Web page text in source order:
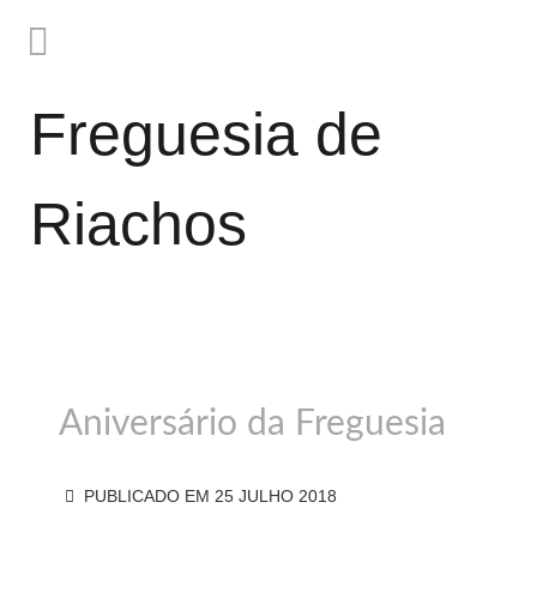
Freguesia de
Riachos
Aniversário da Freguesia
PUBLICADO EM 25 JULHO 2018